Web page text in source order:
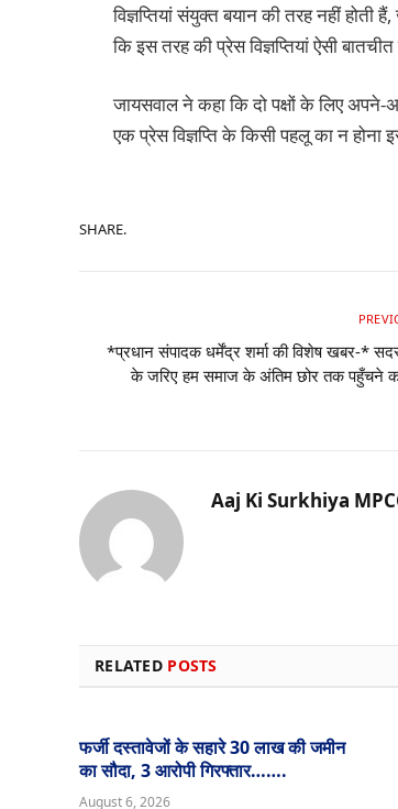
विज्ञप्तियां संयुक्त बयान की तरह नहीं
कि इस तरह की प्रेस विज्ञप्तियां ऐसी
जायसवाल ने कहा कि दो पक्षों के लिए अपने-
एक प्रेस विज्ञप्ति के किसी पहलू का न होना
SHARE.
*प्रधान संपादक धर्मेंद्र शर्मा की विशेष खबर-*
के जरिए हम समाज के अंतिम छोर तक पहुँचने
Aaj Ki Surkhiya
RELATED POSTS
फर्जी दस्तावेजों के सहारे 30 लाख की जमीन
का सौदा, 3 आरोपी गिरफ्तार…….
August 6, 2026